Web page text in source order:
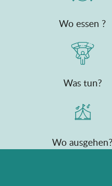
Wo essen ?
Was tun?
Wo ausgehen?